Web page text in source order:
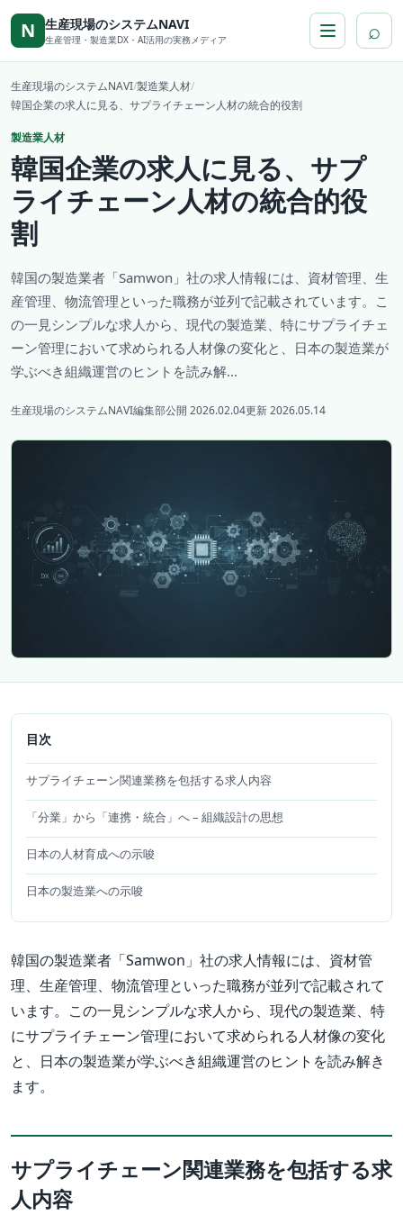
本文へ移動
N 生産現場のシステムNAVI
生産管理・製造業DX・AI活用の実務メディア ⌕
生産現場のシステムNAVI/製造業人材/
韓国企業の求人に見る、サプライチェーン人材の統合的役割
製造業人材
韓国企業の求人に見る、サプ
ライチェーン人材の統合的役
割
韓国の製造業者「Samwon」社の求人情報には、資材管理、生
産管理、物流管理といった職務が並列で記載されています。こ
の一見シンプルな求人から、現代の製造業、特にサプライチェ
ーン管理において求められる人材像の変化と、日本の製造業が
学ぶべき組織運営のヒントを読み解...
生産現場のシステムNAVI編集部公開 2026.02.04更新 2026.05.14
目次
サプライチェーン関連業務を包括する求人内容
「分業」から「連携・統合」へ – 組織設計の思想
日本の人材育成への示唆
日本の製造業への示唆
韓国の製造業者「Samwon」社の求人情報には、資材管
理、生産管理、物流管理といった職務が並列で記載されて
います。この一見シンプルな求人から、現代の製造業、特
にサプライチェーン管理において求められる人材像の変化
と、日本の製造業が学ぶべき組織運営のヒントを読み解き
ます。
サプライチェーン関連業務を包括する求
人内容